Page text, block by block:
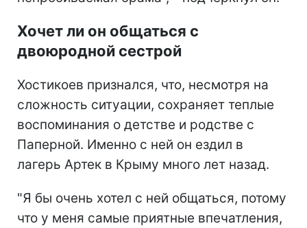
Хочет ли он общаться с
двоюродной сестрой
Хостикоев признался, что, несмотря на
сложность ситуации, сохраняет теплые
воспоминания о детстве и родстве с
Паперной. Именно с ней он ездил в
лагерь Артек в Крыму много лет назад.
"Я бы очень хотел с ней общаться, потому
что у меня самые приятные впечатления,